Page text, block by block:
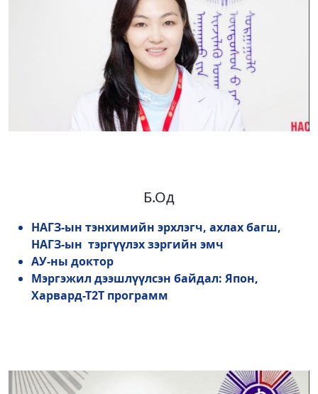
Б.Од
НАГЗ-ын тэнхимийн эрхлэгч, ахлах багш,
НАГЗ-ын тэргүүлэх зэргийн эмч
АУ-ны доктор
Мэргэжил дээшлүүлсэн байдал: Япон,
Харвард-Т2Т программ